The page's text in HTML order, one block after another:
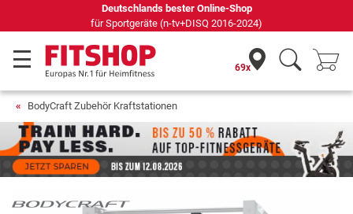
Deutschlands bester Online-Shop
für Sportgeräte (n-tv+DISQ 2016-2024)
69x
BodyCraft Zubehör Kraftstationen